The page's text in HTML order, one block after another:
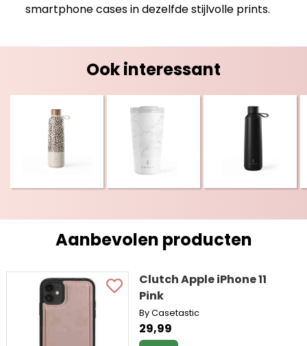
smartphone cases in dezelfde stijlvolle prints.
Ook interessant
Aanbevolen producten
Clutch Apple iPhone 11
Pink
By Casetastic
29,99